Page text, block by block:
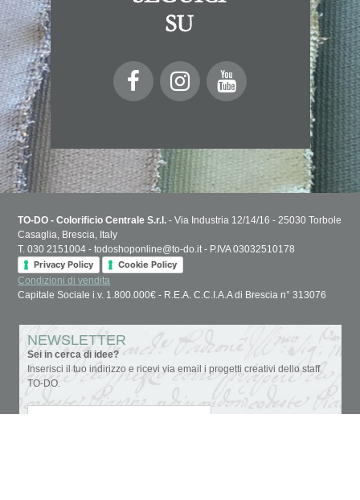
TO-DO - Colorificio Centrale S.r.l. - Via Industria 12/14/16 - 25030 Torbole
Casaglia, Brescia, Italy
T. 030 2151004 - todoshoponline@to-do.it - P.IVA 03032510178
Privacy Policy
Cookie Policy
Condizioni di vendita
Capitale Sociale i.v. 1.800.000€ - R.E.A. C.C.I.A.A di Brescia n° 313076
NEWSLETTER
Sei in cerca di idee?
Inserisci il tuo indirizzo e ricevi via email i progetti creativi dello staff
TO-DO.